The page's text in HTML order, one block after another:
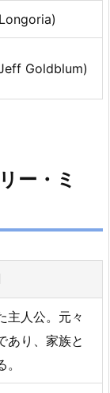
Goldblum)
ー・ミ
主人公。元々
あり、家族と